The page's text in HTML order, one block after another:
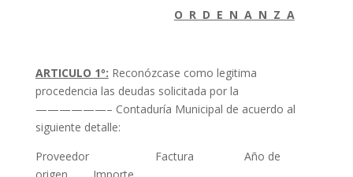
O R D E N A N Z A
ARTICULO 1º: Reconózcase como legitima
procedencia las deudas solicitada por la
——————– Contaduría Municipal de acuerdo al
siguiente detalle:
Proveedor Factura Año de
origen Importe